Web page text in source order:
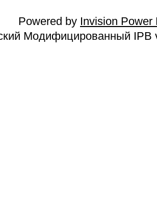
Powered by Invision Power
Модифицированный IPB